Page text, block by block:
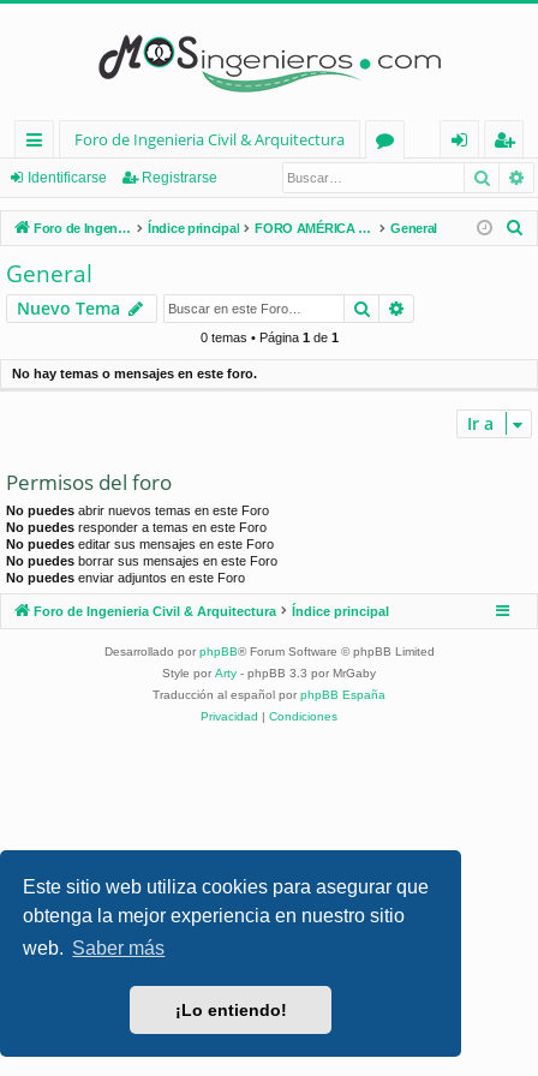
Este sitio web utiliza cookies para asegurar que
obtenga la mejor experiencia en nuestro sitio
web. Saber más
¡Lo entiendo!
nl
ac
es
rá
pi
d
Foro de Ingenieria Civil & Arquitectura
os
nt
ifi
e
eg
ist
ra
Identificarse Registrarse
Foro de Ingenieria Civil & Arquitectura Índice principal FORO AMÉRICA LATINA General
r
General
Nuevo Tema Buscar
0 temas • Página 1de 1
No hay temas o mensajes en este foro.
Ir a
Permisos del foro
No puedes abrir nuevos temas en este Foro
No puedes responder a temas en este Foro
No puedes editar sus mensajes en este Foro
No puedes borrar sus mensajes en este Foro
No puedes enviar adjuntos en este Foro
Foro de Ingenieria Civil & Arquitectura Índice principal
Desarrollado por phpBB® Forum Software © phpBB Limited
Style por Arty - phpBB 3.3 por MrGaby
Traducción al español por phpBB España
Privacidad | Condiciones